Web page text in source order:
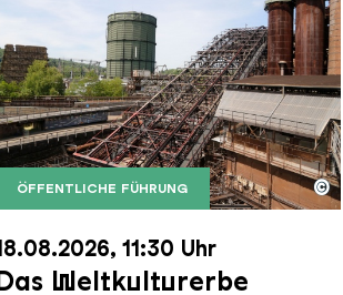
dem Gasometer im Hintergrund
| Karl Heinrich Veith
ÖFFENTLICHE FÜHRUNG
Erzschrägaufzug der Völklinger
Weltkulturerbe
©
11:30 Uhr
Weltkulturerbe